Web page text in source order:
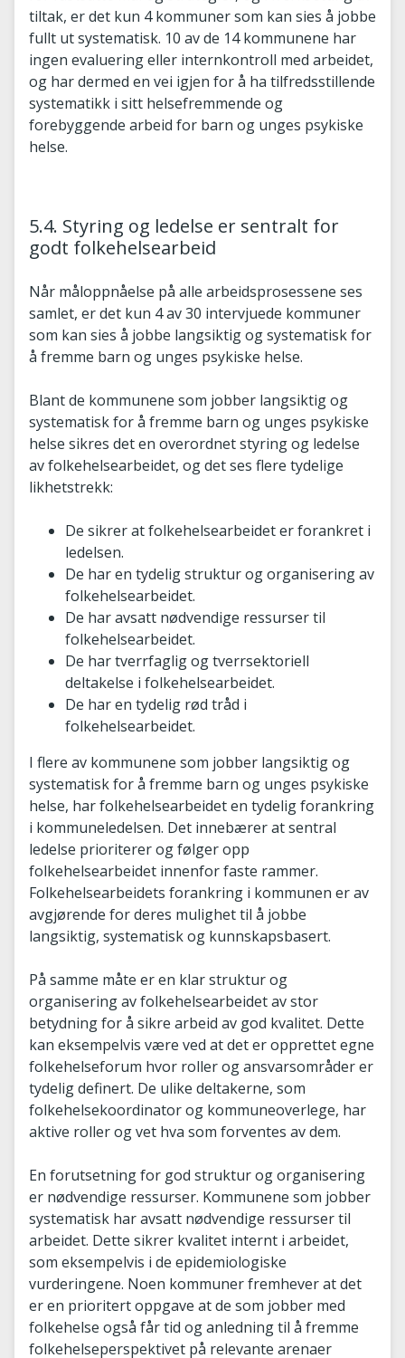
tiltak, er det kun 4 kommuner som kan sies å jobbe
fullt ut systematisk. 10 av de 14 kommunene har
ingen evaluering eller internkontroll med arbeidet,
og har dermed en vei igjen for å ha tilfredsstillende
systematikk i sitt helsefremmende og
forebyggende arbeid for barn og unges psykiske
helse.
5.4. Styring og ledelse er sentralt for
godt folkehelsearbeid
Når måloppnåelse på alle arbeidsprosessene ses
samlet, er det kun 4 av 30 intervjuede kommuner
som kan sies å jobbe langsiktig og systematisk for
å fremme barn og unges psykiske helse.
Blant de kommunene som jobber langsiktig og
systematisk for å fremme barn og unges psykiske
helse sikres det en overordnet styring og ledelse
av folkehelsearbeidet, og det ses flere tydelige
likhetstrekk:
De sikrer at folkehelsearbeidet er forankret i
ledelsen.
De har en tydelig struktur og organisering av
folkehelsearbeidet.
De har avsatt nødvendige ressurser til
folkehelsearbeidet.
De har tverrfaglig og tverrsektoriell
deltakelse i folkehelsearbeidet.
De har en tydelig rød tråd i
folkehelsearbeidet.
I flere av kommunene som jobber langsiktig og
systematisk for å fremme barn og unges psykiske
helse, har folkehelsearbeidet en tydelig forankring
i kommuneledelsen. Det innebærer at sentral
ledelse prioriterer og følger opp
folkehelsearbeidet innenfor faste rammer.
Folkehelsearbeidets forankring i kommunen er av
avgjørende for deres mulighet til å jobbe
langsiktig, systematisk og kunnskapsbasert.
På samme måte er en klar struktur og
organisering av folkehelsearbeidet av stor
betydning for å sikre arbeid av god kvalitet. Dette
kan eksempelvis være ved at det er opprettet egne
folkehelseforum hvor roller og ansvarsområder er
tydelig definert. De ulike deltakerne, som
folkehelsekoordinator og kommuneoverlege, har
aktive roller og vet hva som forventes av dem.
En forutsetning for god struktur og organisering
er nødvendige ressurser. Kommunene som jobber
systematisk har avsatt nødvendige ressurser til
arbeidet. Dette sikrer kvalitet internt i arbeidet,
som eksempelvis i de epidemiologiske
vurderingene. Noen kommuner fremhever at det
er en prioritert oppgave at de som jobber med
folkehelse også får tid og anledning til å fremme
folkehelseperspektivet på relevante arenaer